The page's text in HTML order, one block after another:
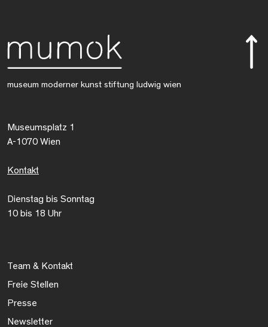
museum moderner kunst stiftung ludwig wien
Museumsplatz 1
A-1070 Wien
Kontakt
Dienstag bis Sonntag
10 bis 18 Uhr
Team & Kontakt
Freie Stellen
Presse
Newsletter